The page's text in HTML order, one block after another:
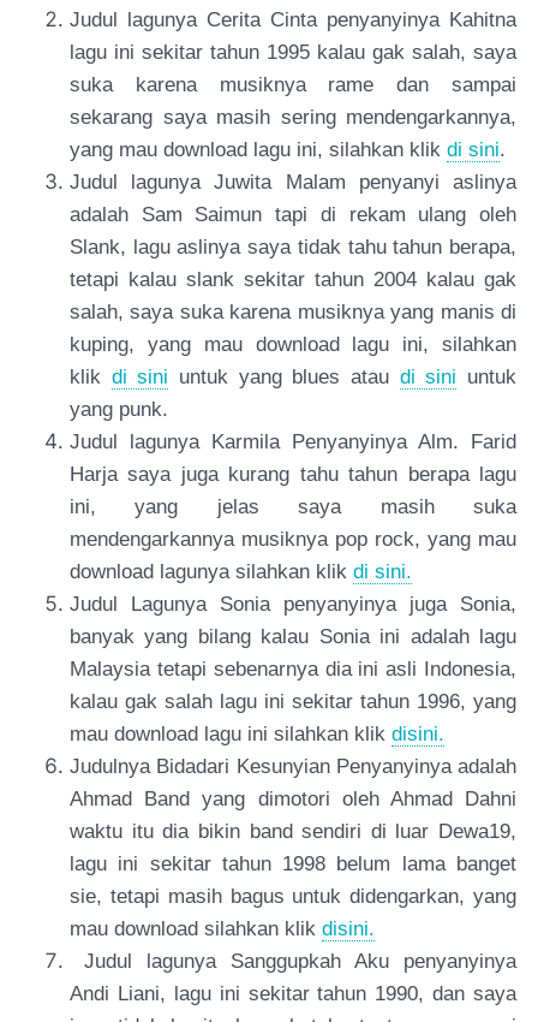
Judul lagunya Cerita Cinta penyanyinya Kahitna
lagu ini sekitar tahun 1995 kalau gak salah, saya
suka karena musiknya rame dan sampai
sekarang saya masih sering mendengarkannya,
yang mau download lagu ini, silahkan klik di sini.
Judul lagunya Juwita Malam penyanyi aslinya
adalah Sam Saimun tapi di rekam ulang oleh
Slank, lagu aslinya saya tidak tahu tahun berapa,
tetapi kalau slank sekitar tahun 2004 kalau gak
salah, saya suka karena musiknya yang manis di
kuping, yang mau download lagu ini, silahkan
klik di sini untuk yang blues atau di sini untuk
yang punk.
Judul lagunya Karmila Penyanyinya Alm. Farid
Harja saya juga kurang tahu tahun berapa lagu
ini, yang jelas saya masih suka
mendengarkannya musiknya pop rock, yang mau
download lagunya silahkan klik di sini.
Judul Lagunya Sonia penyanyinya juga Sonia,
banyak yang bilang kalau Sonia ini adalah lagu
Malaysia tetapi sebenarnya dia ini asli Indonesia,
kalau gak salah lagu ini sekitar tahun 1996, yang
mau download lagu ini silahkan klik disini.
Judulnya Bidadari Kesunyian Penyanyinya adalah
Ahmad Band yang dimotori oleh Ahmad Dahni
waktu itu dia bikin band sendiri di luar Dewa19,
lagu ini sekitar tahun 1998 belum lama banget
sie, tetapi masih bagus untuk didengarkan, yang
mau download silahkan klik disini.
Judul lagunya Sanggupkah Aku penyanyinya
Andi Liani, lagu ini sekitar tahun 1990, dan saya